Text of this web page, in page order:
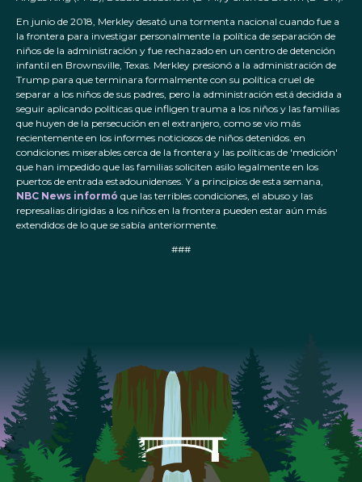
En junio de 2018, Merkley desató una tormenta nacional cuando fue a
la frontera para investigar personalmente la política de separación de
niños de la administración y fue rechazado en un centro de detención
infantil en Brownsville, Texas. Merkley presionó a la administración de
Trump para que terminara formalmente con su política cruel de
separar a los niños de sus padres, pero la administración está decidida a
seguir aplicando políticas que infligen trauma a los niños y las familias
que huyen de la persecución en el extranjero, como se vio más
recientemente en los informes noticiosos de niños detenidos. en
condiciones miserables cerca de la frontera y las políticas de 'medición'
que han impedido que las familias soliciten asilo legalmente en los
puertos de entrada estadounidenses. Y a principios de esta semana,
NBC News informó que las terribles condiciones, el abuso y las
represalias dirigidas a los niños en la frontera pueden estar aún más
extendidos de lo que se sabía anteriormente.
###